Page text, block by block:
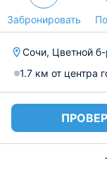
Забронировать
Сочи, Цветной
1.7 км от центра